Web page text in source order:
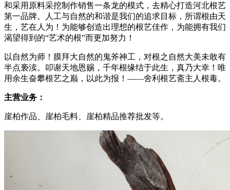
和采用原料采挖制作销售一条龙的模式，去精心打造河北根艺
第一品牌。人工与自然的和谐是我们的追求目标，所谓根由天
生，艺在人为！为能够创造出理想的根艺佳作，为能拥有我们
渴望得到的“艺术的根”而更加努力！
以自然为师！膜拜大自然的鬼斧神工，对根之自然大美未敢有
半点亵渎。叩谢天地恩赐，千年根缘结于此生，真乃大幸！唯
用余生奋攀根艺之巅，以此为报！——舍利根艺斋主人根毒。
主营业务：
崖柏作品、崖柏毛料、崖柏精品推荐批发等。